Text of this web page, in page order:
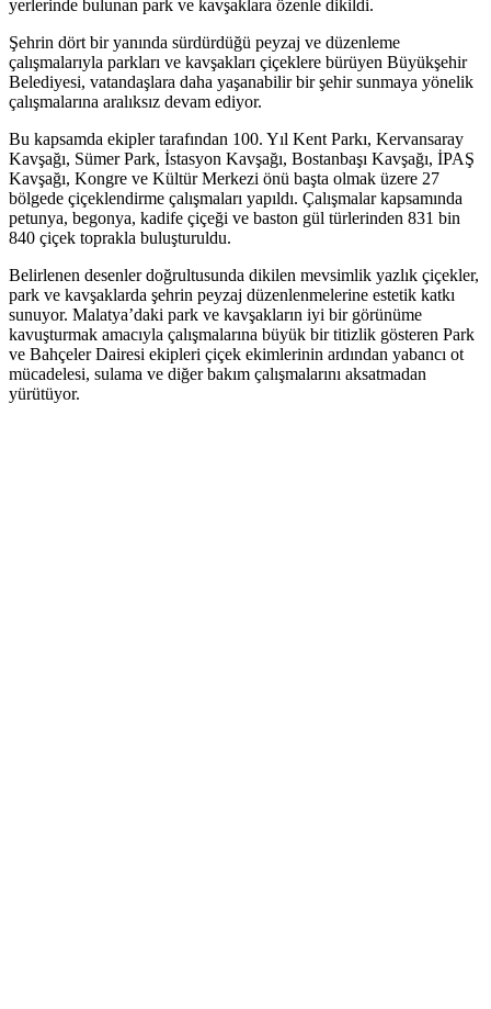
yerlerinde bulunan park ve kavşaklara özenle dikildi.
Şehrin dört bir yanında sürdürdüğü peyzaj ve düzenleme
çalışmalarıyla parkları ve kavşakları çiçeklere bürüyen Büyükşehir
Belediyesi, vatandaşlara daha yaşanabilir bir şehir sunmaya yönelik
çalışmalarına aralıksız devam ediyor.
Bu kapsamda ekipler tarafından 100. Yıl Kent Parkı, Kervansaray
Kavşağı, Sümer Park, İstasyon Kavşağı, Bostanbaşı Kavşağı, İPAŞ
Kavşağı, Kongre ve Kültür Merkezi önü başta olmak üzere 27
bölgede çiçeklendirme çalışmaları yapıldı. Çalışmalar kapsamında
petunya, begonya, kadife çiçeği ve baston gül türlerinden 831 bin
840 çiçek toprakla buluşturuldu.
Belirlenen desenler doğrultusunda dikilen mevsimlik yazlık çiçekler,
park ve kavşaklarda şehrin peyzaj düzenlenmelerine estetik katkı
sunuyor. Malatya’daki park ve kavşakların iyi bir görünüme
kavuşturmak amacıyla çalışmalarına büyük bir titizlik gösteren Park
ve Bahçeler Dairesi ekipleri çiçek ekimlerinin ardından yabancı ot
mücadelesi, sulama ve diğer bakım çalışmalarını aksatmadan
yürütüyor.